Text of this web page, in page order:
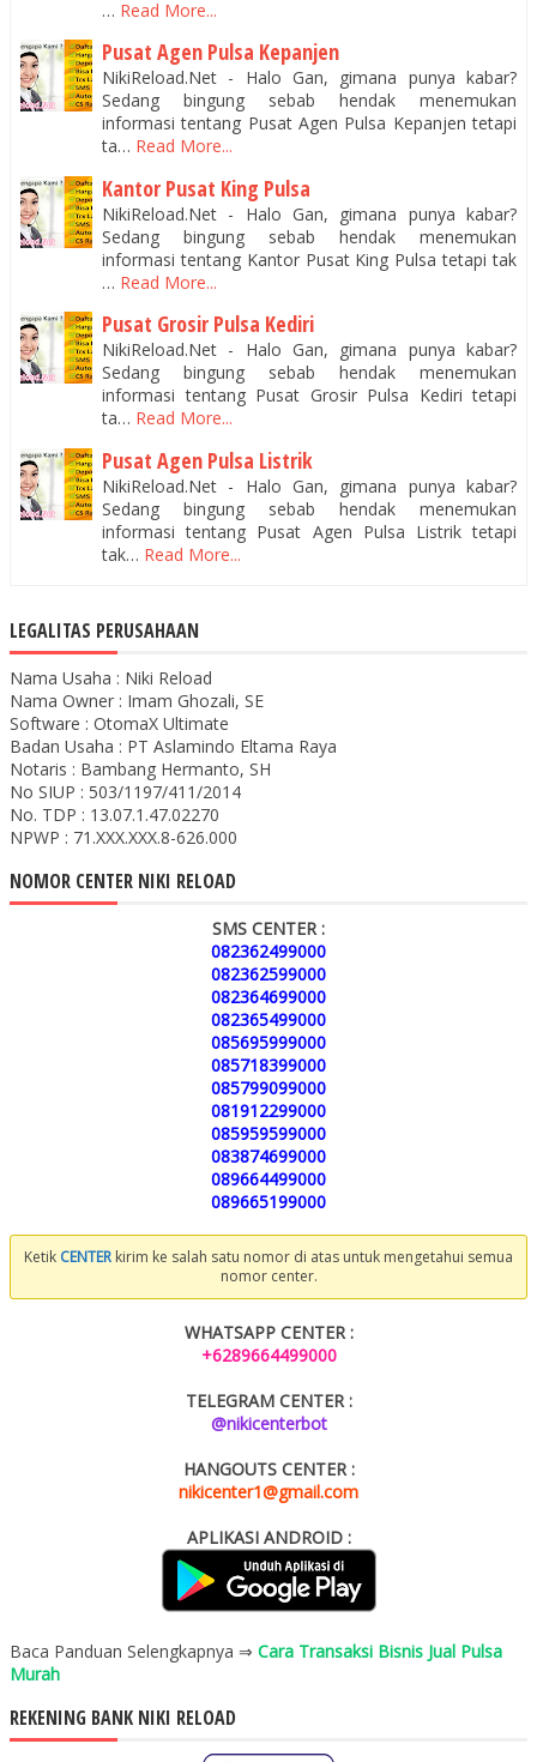
… Read More...
Pusat Agen Pulsa Kepanjen
NikiReload.Net - Halo Gan, gimana punya kabar?
Sedang bingung sebab hendak menemukan
informasi tentang Pusat Agen Pulsa Kepanjen tetapi
ta… Read More...
Kantor Pusat King Pulsa
NikiReload.Net - Halo Gan, gimana punya kabar?
Sedang bingung sebab hendak menemukan
informasi tentang Kantor Pusat King Pulsa tetapi tak
… Read More...
Pusat Grosir Pulsa Kediri
NikiReload.Net - Halo Gan, gimana punya kabar?
Sedang bingung sebab hendak menemukan
informasi tentang Pusat Grosir Pulsa Kediri tetapi
ta… Read More...
Pusat Agen Pulsa Listrik
NikiReload.Net - Halo Gan, gimana punya kabar?
Sedang bingung sebab hendak menemukan
informasi tentang Pusat Agen Pulsa Listrik tetapi
tak… Read More...
LEGALITAS PERUSAHAAN
Nama Usaha : Niki Reload
Nama Owner : Imam Ghozali, SE
Software : OtomaX Ultimate
Badan Usaha : PT Aslamindo Eltama Raya
Notaris : Bambang Hermanto, SH
No SIUP : 503/1197/411/2014
No. TDP : 13.07.1.47.02270
NPWP : 71.XXX.XXX.8-626.000
NOMOR CENTER NIKI RELOAD
SMS CENTER :
082362499000
082362599000
082364699000
082365499000
085695999000
085718399000
085799099000
081912299000
085959599000
083874699000
089664499000
089665199000
Ketik CENTER kirim ke salah satu nomor di atas untuk mengetahui semua
nomor center.
WHATSAPP CENTER :
+6289664499000
TELEGRAM CENTER :
@nikicenterbot
HANGOUTS CENTER :
nikicenter1@gmail.com
APLIKASI ANDROID :
Baca Panduan Selengkapnya ⇒ Cara Transaksi Bisnis Jual Pulsa
Murah
REKENING BANK NIKI RELOAD